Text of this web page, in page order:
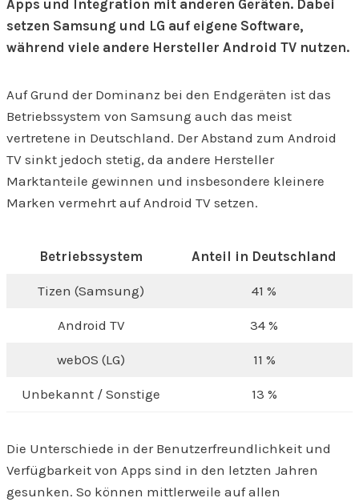
Apps und Integration mit anderen Geräten. Dabei
setzen Samsung und LG auf eigene Software,
während viele andere Hersteller Android TV nutzen.
Auf Grund der Dominanz bei den Endgeräten ist das
Betriebssystem von Samsung auch das meist
vertretene in Deutschland. Der Abstand zum Android
TV sinkt jedoch stetig, da andere Hersteller
Marktanteile gewinnen und insbesondere kleinere
Marken vermehrt auf Android TV setzen.
Betriebssystem Anteil in Deutschland
Tizen (Samsung) 41 %
Android TV 34 %
webOS (LG) 11 %
Unbekannt / Sonstige 13 %
Die Unterschiede in der Benutzerfreundlichkeit und
Verfügbarkeit von Apps sind in den letzten Jahren
gesunken. So können mittlerweile auf allen